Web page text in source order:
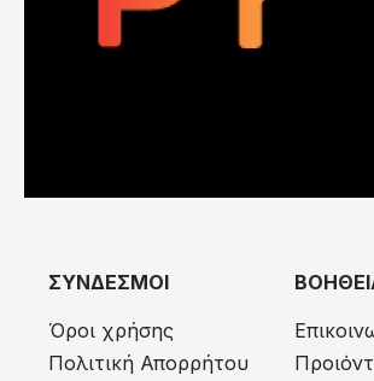
ΣΥΝΔΕΣΜΟΙ
Όροι χρήσης
Πολιτική Απορρήτου